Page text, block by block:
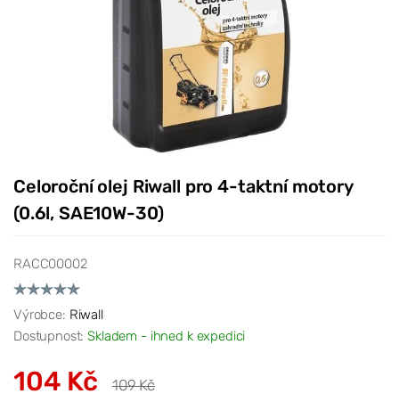
Celoroční olej Riwall pro 4-taktní motory
(0.6l, SAE10W-30)
RACC00002
Výrobce: Riwall
Dostupnost:Skladem - ihned k expedici
104 Kč 109 Kč